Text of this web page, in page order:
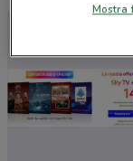
Mostra